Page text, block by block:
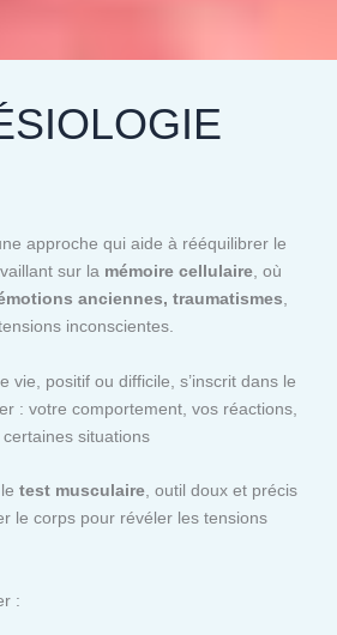
approche qui aide à rééquilibrer le
sur la mémoire cellulaire, où
anciennes, traumatismes,
inconscientes.
vie, positif ou difficile, s’inscrit dans le
: votre comportement, vos réactions,
situations
test musculaire, outil doux et précis
le corps pour révéler les tensions
: